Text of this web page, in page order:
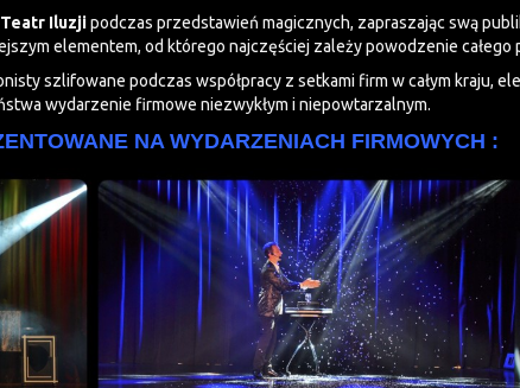
Iluzjipodczas przedstawień magicznych, zapraszając swą
elementem, od którego najczęściej zależy powodzenie całego
szlifowane podczas współpracy z setkami firm w całym kraju,
wydarzenie firmowe niezwykłym i niepowtarzalnym.
NA WYDARZENIACH FIRMOWYCH :